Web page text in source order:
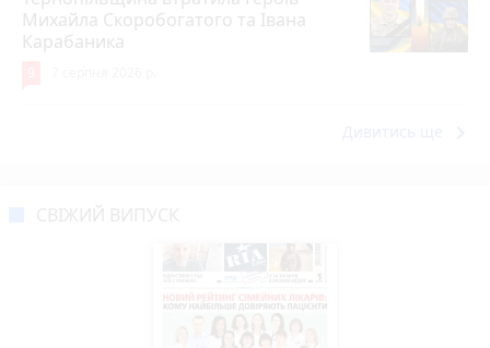
Михайла Скоробогатого та Івана
Карабаника